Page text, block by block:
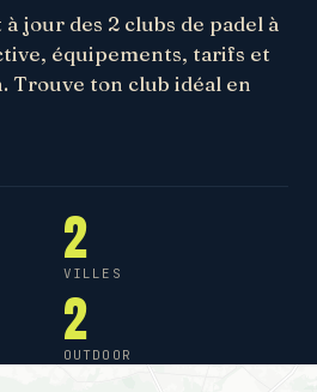
jour des 2 clubs de padel à
équipements, tarifs et
Trouve ton club idéal en
2
VILLES
2
OUTDOOR